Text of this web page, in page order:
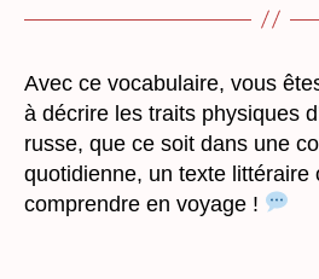
Avec ce vocabulaire, vous
à décrire les traits physiques
russe, que ce soit dans une
quotidienne, un texte littéraire
comprendre en voyage !